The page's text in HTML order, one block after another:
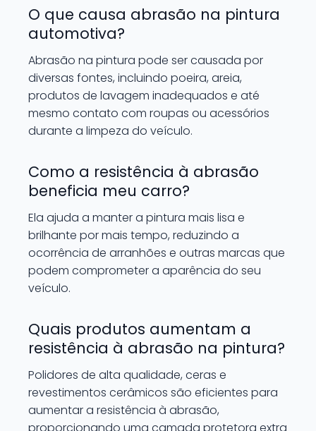
O que causa abrasão na pintura
automotiva?
Abrasão na pintura pode ser causada por
diversas fontes, incluindo poeira, areia,
produtos de lavagem inadequados e até
mesmo contato com roupas ou acessórios
durante a limpeza do veículo.
Como a resistência à abrasão
beneficia meu carro?
Ela ajuda a manter a pintura mais lisa e
brilhante por mais tempo, reduzindo a
ocorrência de arranhões e outras marcas que
podem comprometer a aparência do seu
veículo.
Quais produtos aumentam a
resistência à abrasão na pintura?
Polidores de alta qualidade, ceras e
revestimentos cerâmicos são eficientes para
aumentar a resistência à abrasão,